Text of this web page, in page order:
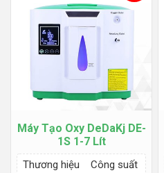
Máy Tạo Oxy DeDaKj DE-
1S 1-7 Lít
Thương hiệu
Công suất